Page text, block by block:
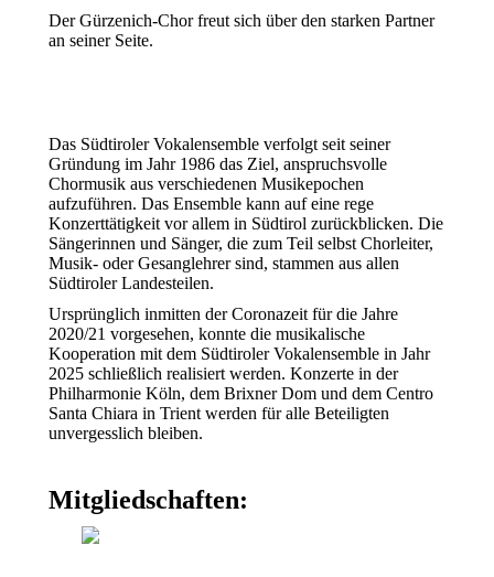
Der Gürzenich-Chor freut sich über den starken Partner
an seiner Seite.
Das Südtiroler Vokalensemble verfolgt seit seiner
Gründung im Jahr 1986 das Ziel, anspruchsvolle
Chormusik aus verschiedenen Musikepochen
aufzuführen. Das Ensemble kann auf eine rege
Konzerttätigkeit vor allem in Südtirol zurückblicken. Die
Sängerinnen und Sänger, die zum Teil selbst Chorleiter,
Musik- oder Gesanglehrer sind, stammen aus allen
Südtiroler Landesteilen.
Ursprünglich inmitten der Coronazeit für die Jahre
2020/21 vorgesehen, konnte die musikalische
Kooperation mit dem Südtiroler Vokalensemble in Jahr
2025 schließlich realisiert werden. Konzerte in der
Philharmonie Köln, dem Brixner Dom und dem Centro
Santa Chiara in Trient werden für alle Beteiligten
unvergesslich bleiben.
Mitgliedschaften: